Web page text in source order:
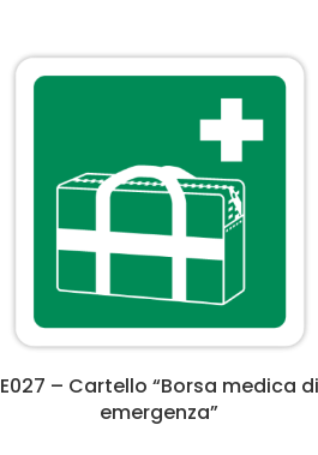
E027 – Cartello “Borsa medica di
emergenza”